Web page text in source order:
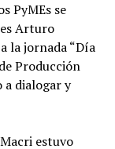
PyMEs se
Arturo
la jornada “Día
Producción
dialogar y
estuvo